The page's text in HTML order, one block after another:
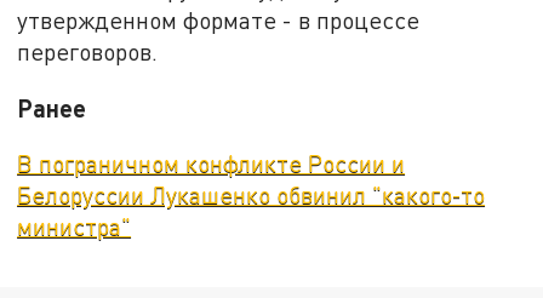
утвержденном формате - в процессе
переговоров.
Ранее
В пограничном конфликте России и
Белоруссии Лукашенко обвинил "какого-то
министра"